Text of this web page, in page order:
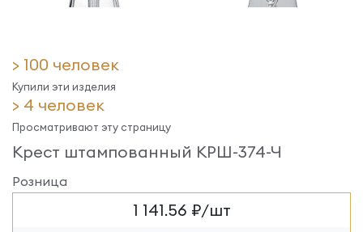
> 100 человек
Купили эти изделия
> 4 человек
Просматривают эту страницу
Крест штампованный КРШ-374-Ч
Розница
1 141.56 ₽/шт